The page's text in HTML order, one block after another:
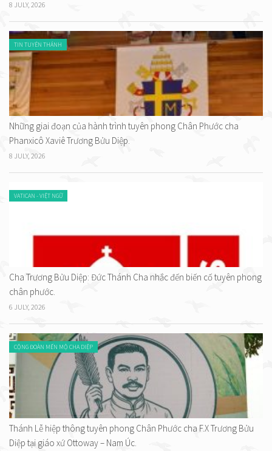
8 JULY, 2026
TIN TUYÊN THÁNH
Những giai đoạn của hành trình tuyên phong Chân Phước cha
Phanxicô Xaviê Trương Bửu Diệp.
8 JULY, 2026
VATICAN - VIỆT NGỮ
Cha Trương Bửu Diệp: Đức Thánh Cha nhắc đến biến cố tuyên phong
chân phước.
6 JULY, 2026
CỘNG ĐOÀN MẾN MỘ CHA DIỆP
Thánh Lễ hiệp thông tuyên phong Chân Phước cha F.X Trương Bửu
Diệp tại giáo xứ Ottoway – Nam Úc.